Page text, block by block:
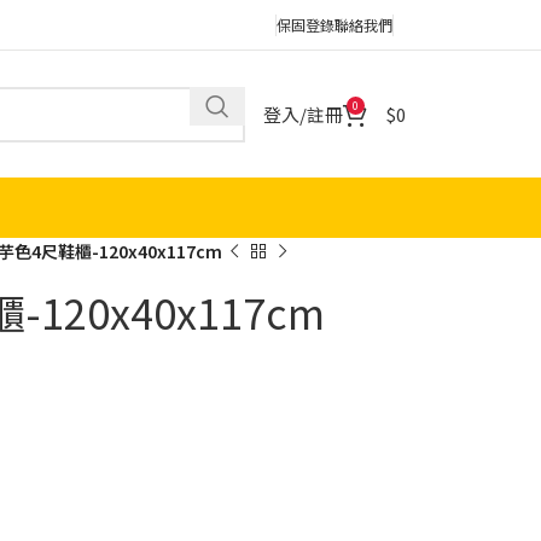
保固登錄聯絡我們
登入/註冊 0 0
色4尺鞋櫃-120x40x117cm
-120x40x117cm